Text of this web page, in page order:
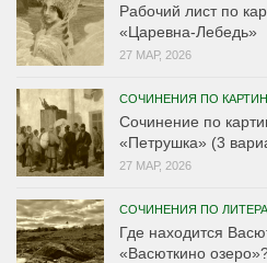
Рабочий лист по
«Царевна-Лебедь»
27 МАР, 2026
СОЧИНЕНИЯ ПО
Сочинение по
«Петрушка» (3
27 МАР, 2026
СОЧИНЕНИЯ ПО
Где находится
«Васюткино